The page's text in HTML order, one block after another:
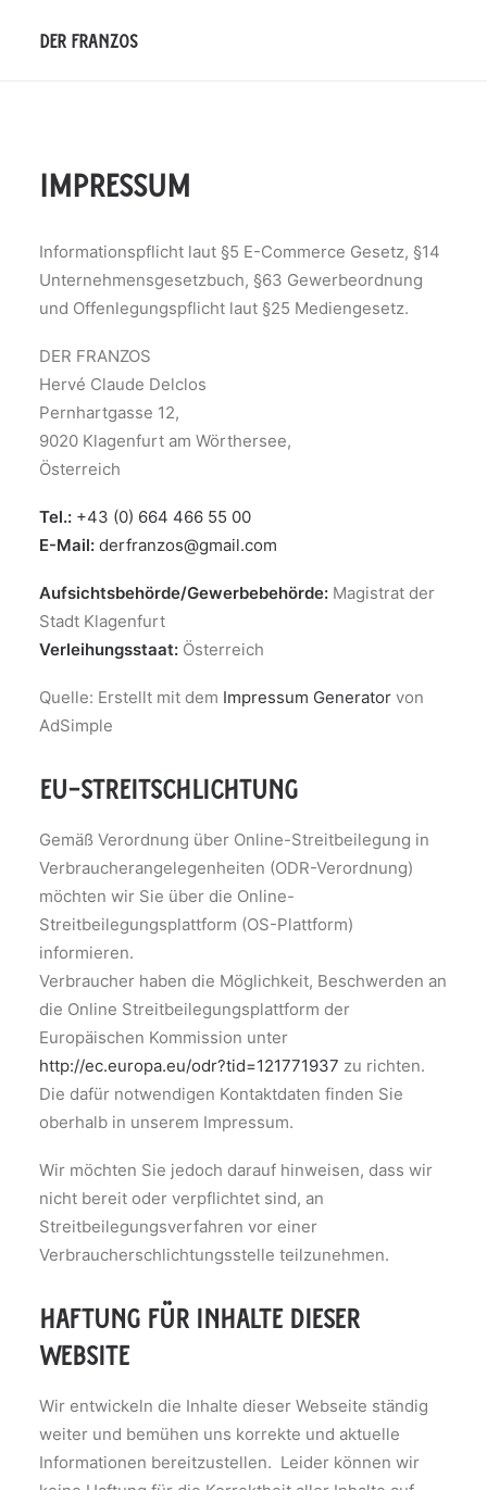
der franzos
impressum
Informationspflicht laut §5 E-Commerce Gesetz, §14
Unternehmensgesetzbuch, §63 Gewerbeordnung
und Offenlegungspflicht laut §25 Mediengesetz.
DER FRANZOS
Hervé Claude Delclos
Pernhartgasse 12,
9020 Klagenfurt am Wörthersee,
Österreich
Tel.: +43 (0) 664 466 55 00
E-Mail: derfranzos@gmail.com
Aufsichtsbehörde/Gewerbebehörde: Magistrat der
Stadt Klagenfurt
Verleihungsstaat: Österreich
Quelle: Erstellt mit dem Impressum Generator von
AdSimple
eu-streitschlichtung
Gemäß Verordnung über Online-Streitbeilegung in
Verbraucherangelegenheiten (ODR-Verordnung)
möchten wir Sie über die Online-
Streitbeilegungsplattform (OS-Plattform)
informieren.
Verbraucher haben die Möglichkeit, Beschwerden an
die Online Streitbeilegungsplattform der
Europäischen Kommission unter
http://ec.europa.eu/odr?tid=121771937 zu richten.
Die dafür notwendigen Kontaktdaten finden Sie
oberhalb in unserem Impressum.
Wir möchten Sie jedoch darauf hinweisen, dass wir
nicht bereit oder verpflichtet sind, an
Streitbeilegungsverfahren vor einer
Verbraucherschlichtungsstelle teilzunehmen.
haftung für inhalte dieser
website
Wir entwickeln die Inhalte dieser Webseite ständig
weiter und bemühen uns korrekte und aktuelle
Informationen bereitzustellen. Leider können wir